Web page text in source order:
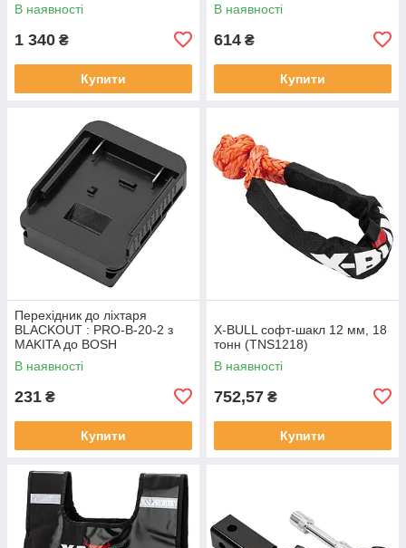
В наявності
1 340 ₴
Купити
В наявності
614 ₴
Купити
Перехідник до лiхтаря
BLACKOUT : PRO-B-20-2 з
MAKITA до BOSH
В наявності
231 ₴
Купити
X-BULL софт-шакл 12 мм, 18
тонн (TNS1218)
В наявності
752,57 ₴
Купити